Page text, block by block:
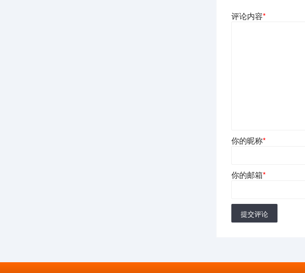
评论内容*
你的昵称*
你的邮箱*
提交评论